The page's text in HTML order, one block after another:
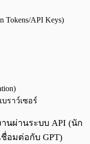
API Keys)
ราว์เซอร์
นผ่านระบบ API (นัก
อมต่อกับ GPT)